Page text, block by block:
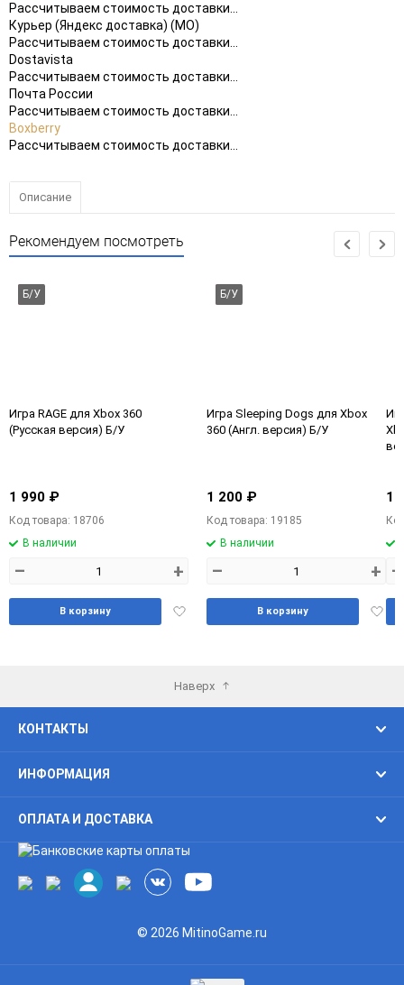
Рассчитываем стоимость доставки...
Курьер (Яндекс доставка) (МО)
Рассчитываем стоимость доставки...
Dostavista
Рассчитываем стоимость доставки...
Почта России
Рассчитываем стоимость доставки...
Boxberry
Рассчитываем стоимость доставки...
Описание
Рекомендуем посмотреть
Б/У
Игра RAGE для Xbox 360
(Русская версия) Б/У
1 990 ₽
Код товара: 18706
В наличии
– +
Добавить
В корзину
Б/У
Игра Sleeping Dogs для Xbox
360 (Англ. версия) Б/У
1 200 ₽
Код товара: 19185
В наличии
– +
В корзину
1
–
Наверх
КОНТАКТЫ
ИНФОРМАЦИЯ
ОПЛАТА И ДОСТАВКА
© 2026 MitinoGame.ru